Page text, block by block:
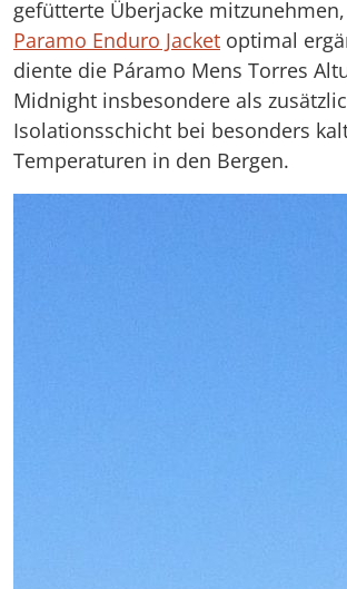
gefütterte Überjacke
Paramo Enduro Jacket optimal
diente die Páramo Mens Torres
Midnight insbesondere als
Isolationsschicht bei besonders
Temperaturen in den Bergen.